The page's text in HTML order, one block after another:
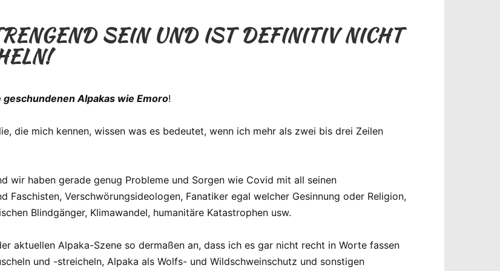
SEIN UND IST DEFINITIV NICHT
Alpakas wie Emoro!
die mich kennen, wissen was es bedeutet, wenn ich mehr als zwei bis drei Zeilen
wir haben gerade genug Probleme und Sorgen wie Covid mit all seinen
Faschisten, Verschwörungsideologen, Fanatiker egal welcher Gesinnung oder Religion,
Blindgänger, Klimawandel, humanitäre Katastrophen usw.
aktuellen Alpaka-Szene so dermaßen an, dass ich es gar nicht recht in Worte fassen
und -streicheln, Alpaka als Wolfs- und Wildschweinschutz und sonstigen